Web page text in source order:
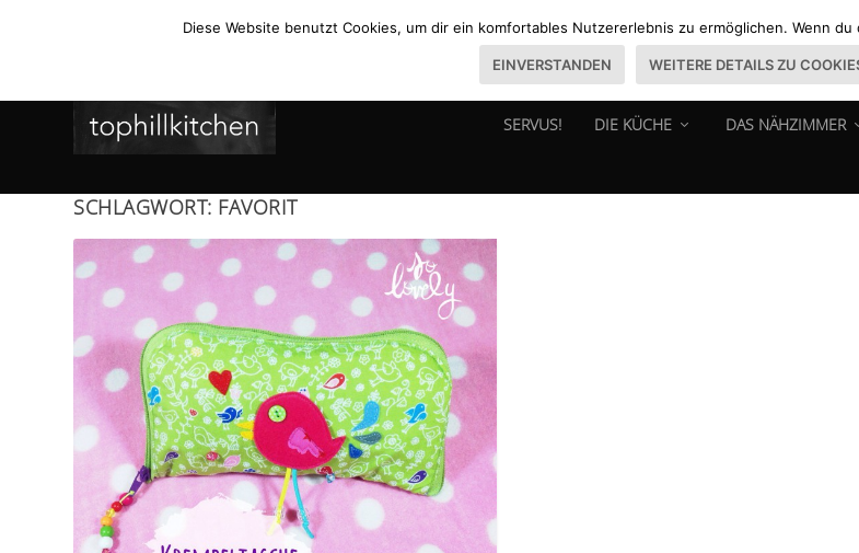
SERVUS! DIE KÜCHE DAS NÄHZIMMER
SCHLAGWORT: FAVORIT
Diese Website benutzt Cookies, um dir ein komfortables Nutzererlebnis zu ermöglichen. Wenn
EINVERSTANDEN WEITERE DETAILS ZU